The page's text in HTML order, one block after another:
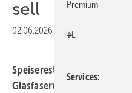
sell
02.06.2026 Druckvorschau
Speisereste-Sammelsystem,
Glasfaserverkabelung,
Premium
+E
Services